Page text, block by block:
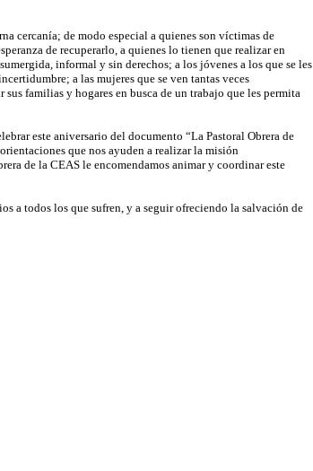
cercanía; de modo especial a quienes son víctimas de
de recuperarlo, a quienes lo tienen que realizar en
informal y sin derechos; a los jóvenes a los que se les
a las mujeres que se ven tantas veces
familias y hogares en busca de un trabajo que les permita
este aniversario del documento “La Pastoral Obrera de
que nos ayuden a realizar la misión
de la CEAS le encomendamos animar y coordinar este
a todos los que sufren, y a seguir ofreciendo la salvación de